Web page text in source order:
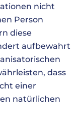
nicht
Person
diese
aufbewahrt
dass
einer
natürlichen